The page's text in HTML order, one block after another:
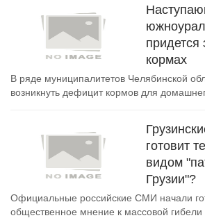
придется
кормах
В ряде муниципалитетов Челябинской
возникнуть дефицит кормов для
готовит
видом
Грузии"?
Официальные российские СМИ начали
общественное мнение к массовой гибели